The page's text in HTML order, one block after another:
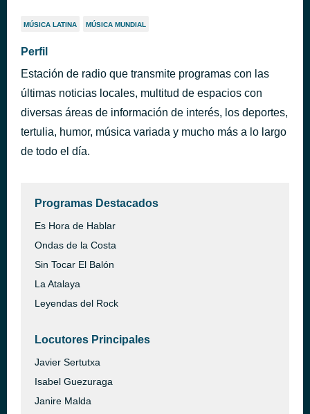
MÚSICA LATINA MÚSICA MUNDIAL
Perfil
Estación de radio que transmite programas con las
últimas noticias locales, multitud de espacios con
diversas áreas de información de interés, los deportes,
tertulia, humor, música variada y mucho más a lo largo
de todo el día.
Programas Destacados
Es Hora de Hablar
Ondas de la Costa
Sin Tocar El Balón
La Atalaya
Leyendas del Rock
Locutores Principales
Javier Sertutxa
Isabel Guezuraga
Janire Malda